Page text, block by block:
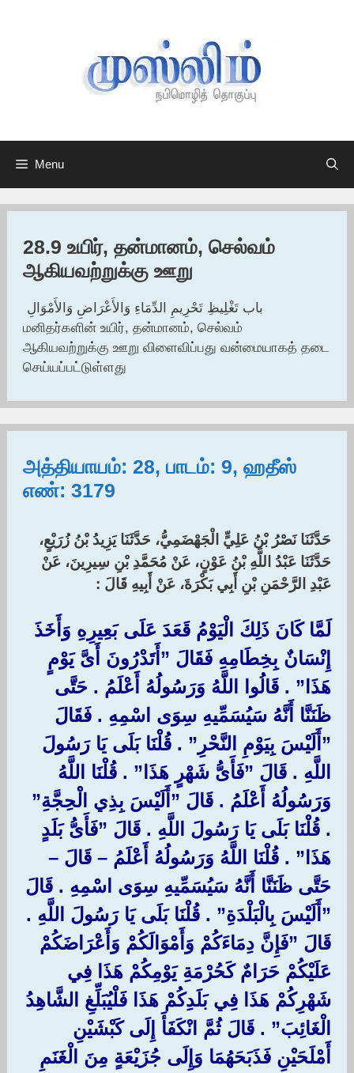
Menu
28.9 உயிர், தன்மானம், செல்வம்
ஆகியவற்றுக்கு ஊறு
باب تَغْلِيظِ تَحْرِيمِ الدِّمَاءِ وَالأَعْرَاضِ وَالأَمْوَالِ ‏‏
மனிதர்களின் உயிர், தன்மானம், செல்வம்
ஆகியவற்றுக்கு ஊறு விளைவிப்பது வன்மையாகத் தடை
செய்யப்பட்டுள்ளது
அத்தியாயம்: 28, பாடம்: 9, ஹதீஸ்
எண்: 3179
حَدَّثَنَا نَصْرُ بْنُ عَلِيٍّ الْجَهْضَمِيُّ، حَدَّثَنَا يَزِيدُ بْنُ زُرَيْعٍ،
حَدَّثَنَا عَبْدُ اللَّهِ بْنُ عَوْنٍ، عَنْ مُحَمَّدِ بْنِ سِيرِينَ، عَنْ
عَبْدِ الرَّحْمَنِ بْنِ أَبِي بَكْرَةَ، عَنْ أَبِيهِ قَالَ :‏
لَمَّا كَانَ ذَلِكَ الْيَوْمُ قَعَدَ عَلَى بَعِيرِهِ وَأَخَذَ
إِنْسَانٌ بِخِطَامِهِ فَقَالَ ‏”أَتَدْرُونَ أَىَّ يَوْمٍ
هَذَا‏”‏ ‏.‏ قَالُوا اللَّهُ وَرَسُولُهُ أَعْلَمُ ‏.‏ حَتَّى
ظَنَنَّا أَنَّهُ سَيُسَمِّيهِ سِوَى اسْمِهِ ‏.‏ فَقَالَ
‏”أَلَيْسَ بِيَوْمِ النَّحْرِ‏”‏ ‏.‏ قُلْنَا بَلَى يَا رَسُولَ
اللَّهِ ‏.‏ قَالَ ‏”فَأَىُّ شَهْرٍ هَذَا‏”‏ ‏.‏ قُلْنَا اللَّهُ
وَرَسُولُهُ أَعْلَمُ ‏.‏ قَالَ ‏”أَلَيْسَ بِذِي الْحِجَّةِ‏”‏
‏.‏ قُلْنَا بَلَى يَا رَسُولَ اللَّهِ ‏.‏ قَالَ ‏”فَأَىُّ بَلَدٍ
هَذَا‏”‏ ‏.‏ قُلْنَا اللَّهُ وَرَسُولُهُ أَعْلَمُ – قَالَ –
حَتَّى ظَنَنَّا أَنَّهُ سَيُسَمِّيهِ سِوَى اسْمِهِ ‏.‏ قَالَ
‏”أَلَيْسَ بِالْبَلْدَةِ‏”‏ ‏.‏ قُلْنَا بَلَى يَا رَسُولَ اللَّهِ ‏.‏
قَالَ ‏”فَإِنَّ دِمَاءَكُمْ وَأَمْوَالَكُمْ وَأَعْرَاضَكُمْ
عَلَيْكُمْ حَرَامٌ كَحُرْمَةِ يَوْمِكُمْ هَذَا فِي
شَهْرِكُمْ هَذَا فِي بَلَدِكُمْ هَذَا فَلْيُبَلِّغِ الشَّاهِدُ
الْغَائِبَ‏”‏ ‏.‏ قَالَ ثُمَّ انْكَفَأَ إِلَى كَبْشَيْنِ
أَمْلَحَيْنِ فَذَبَحَهُمَا وَإِلَى جُزَيْعَةٍ مِنَ الْغَنَمِ